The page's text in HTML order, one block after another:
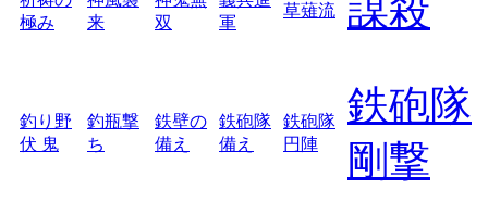
極み
来
双
軍
草薙流 謀殺
釣り野
伏 鬼
釣瓶撃
ち
鉄壁の
備え
鉄砲隊
備え
鉄砲隊
円陣
鉄砲隊
剛撃